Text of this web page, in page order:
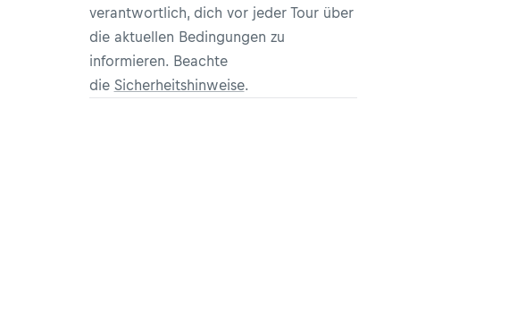
verantwortlich, dich vor jeder Tour über
die aktuellen Bedingungen zu
informieren. Beachte
die Sicherheitshinweise.